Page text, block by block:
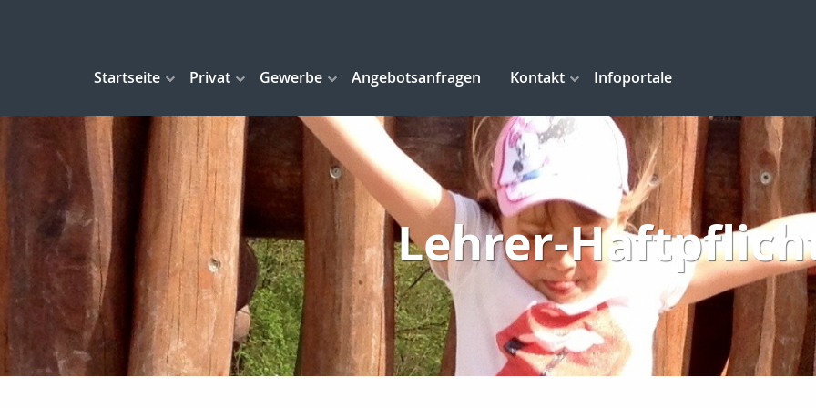
Startseite Privat Gewerbe Angebotsanfragen Kontakt Infoportale
Lehrer-